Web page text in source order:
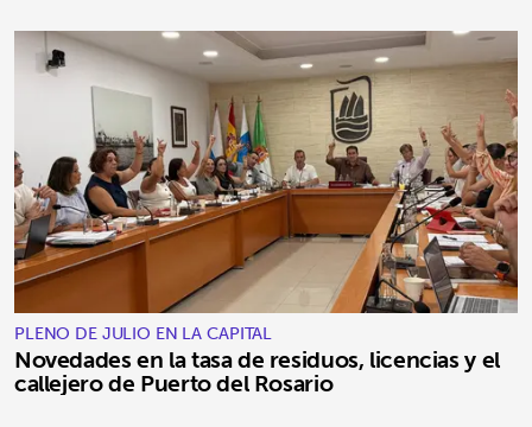
PLENO DE JULIO EN LA CAPITAL
Novedades en la tasa de residuos, licencias y el
callejero de Puerto del Rosario